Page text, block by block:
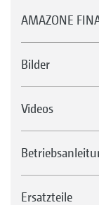
AMAZONE
Bilder
Videos
Ersatzteile